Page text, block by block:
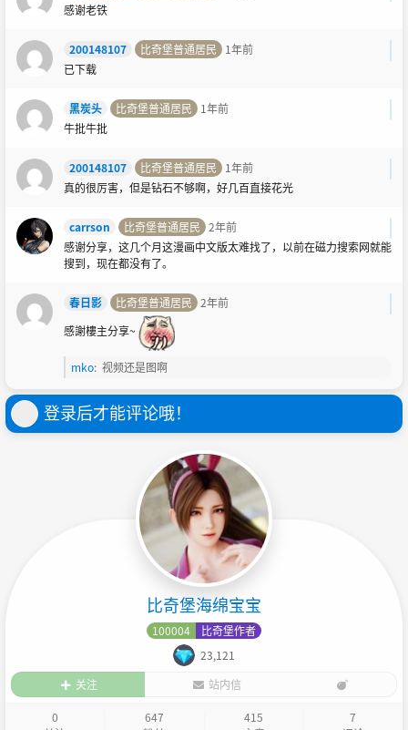
感谢老铁
200148107 比奇堡普通居民
1年前
已下载
黑炭头 比奇堡普通居民
1年前
牛批牛批
200148107 比奇堡普通居民
1年前
真的很厉害，但是钻石不够啊，好几百直接花光
carrson 比奇堡普通居民 2年前
感谢分享，这几个月这漫画中文版太难找了，以前在磁力搜索网就能
搜到，现在都没有了。
春日影 比奇堡普通居民 2年前
感謝樓主分享~
mko: 视频还是图啊
登录后才能评论哦！
比奇堡海绵宝宝
100004
比奇堡作者
23,121
关注
站内信
0
647
415
7